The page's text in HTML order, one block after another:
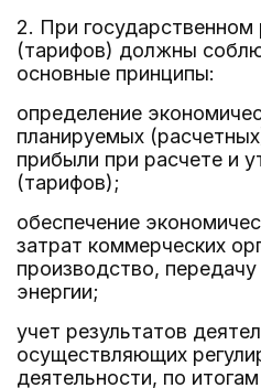
2. При государственном
(тарифов) должны
основные принципы:
определение
планируемых
прибыли при расчете и
(тарифов);
обеспечение
затрат коммерческих
производство,
энергии;
учет результатов
осуществляющих
деятельности, по